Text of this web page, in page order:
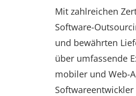
Mit zahlreichen
Software-
und bewährten
über umfassende
mobiler und Web-